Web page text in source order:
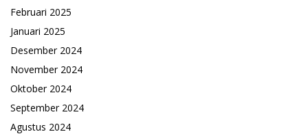
Februari 2025
Januari 2025
Desember 2024
November 2024
Oktober 2024
September 2024
Agustus 2024